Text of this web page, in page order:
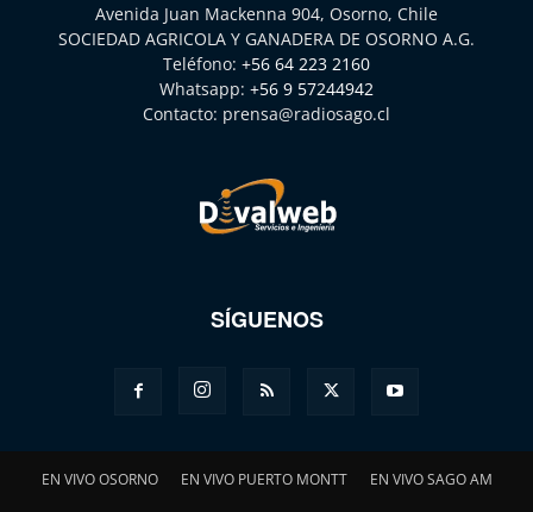
Avenida Juan Mackenna 904, Osorno, Chile
SOCIEDAD AGRICOLA Y GANADERA DE OSORNO A.G.
Teléfono: +56 64 223 2160
Whatsapp: +56 9 57244942
Contacto: prensa@radiosago.cl
SÍGUENOS
EN VIVO OSORNO EN VIVO PUERTO MONTT EN VIVO SAGO AM